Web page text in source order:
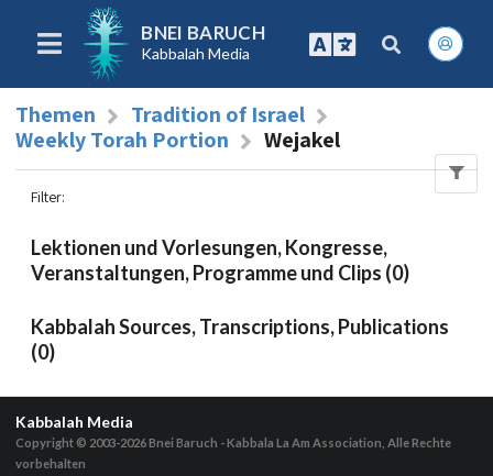
BNEI BARUCH
Kabbalah Media
Themen
Tradition of Israel
Weekly Torah Portion
Wejakel
Filter:
Lektionen und Vorlesungen, Kongresse,
Veranstaltungen, Programme und Clips (0)
Kabbalah Sources, Transcriptions, Publications
(0)
Kabbalah Media
Copyright © 2003-2026Bnei Baruch - Kabbala La Am Association, Alle Rechte
vorbehalten